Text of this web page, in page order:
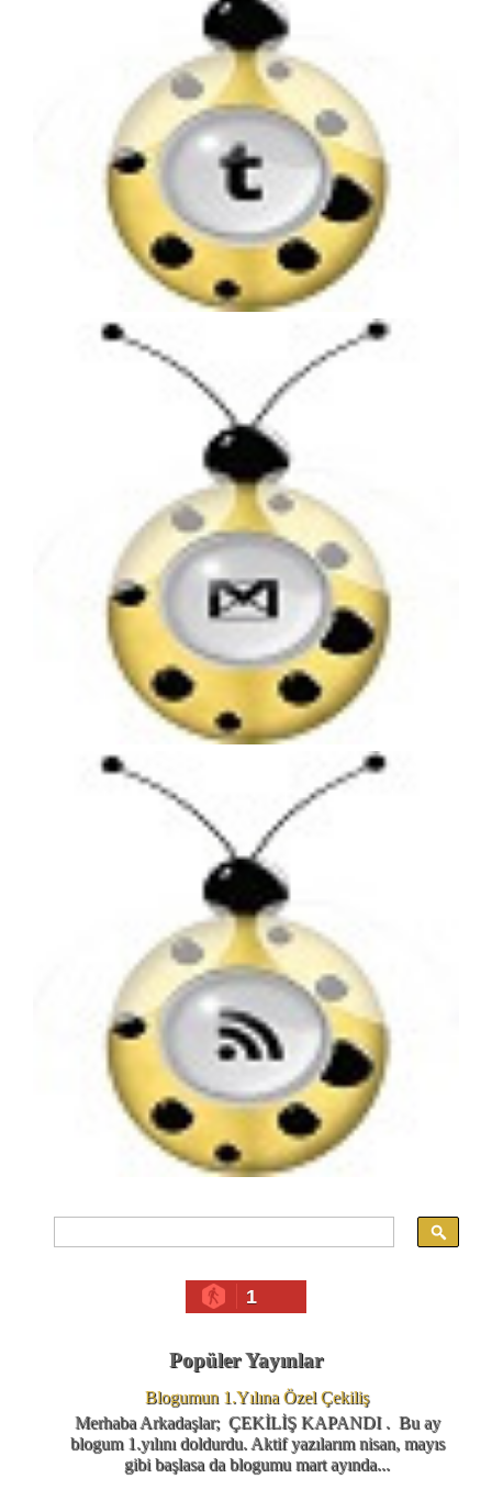
1
Popüler Yayınlar
Blogumun 1.Yılına Özel Çekiliş
Merhaba Arkadaşlar; ÇEKİLİŞ KAPANDI . Bu ay
blogum 1.yılını doldurdu. Aktif yazılarım nisan, mayıs
gibi başlasa da blogumu mart ayında...